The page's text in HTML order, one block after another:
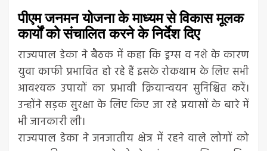
पीएम जनमन योजना के माध्यम से विकास मूलक
कार्यों को संचालित करने के निर्देश दिए
राज्यपाल डेका ने बैठक में कहा कि ड्रग्स व नशे के कारण
युवा काफी प्रभावित हो रहे हैं इसके रोकथाम के लिए सभी
आवश्यक उपायों का प्रभावी क्रियान्वयन सुनिश्चित करें।
उन्होंने सड़क सुरक्षा के लिए किए जा रहे प्रयासों के बारे में
भी जानकारी ली।
राज्यपाल डेका ने जनजातीय क्षेत्र में रहने वाले लोगों को